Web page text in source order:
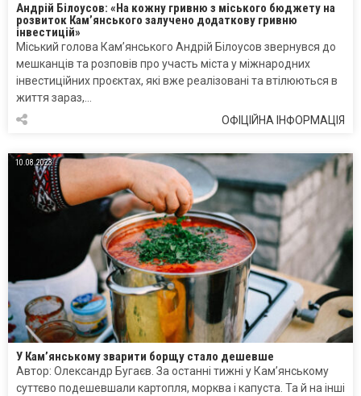
Андрій Білоусов: «На кожну гривню з міського бюджету на
розвиток Кам’янського залучено додаткову гривню
інвестицій»
Міський голова Кам’янського Андрій Білоусов звернувся до
мешканців та розповів про участь міста у міжнародних
інвестиційних проєктах, які вже реалізовані та втілюються в
життя зараз,…
ОФІЦІЙНА ІНФОРМАЦІЯ
10.08.2023
У Кам’янському зварити борщу стало дешевше
Автор: Олександр Бугаєв. За останні тижні у Кам’янському
суттєво подешевшали картопля, морква і капуста. Та й на інші